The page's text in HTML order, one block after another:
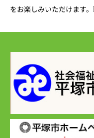
をお楽しみいただけます